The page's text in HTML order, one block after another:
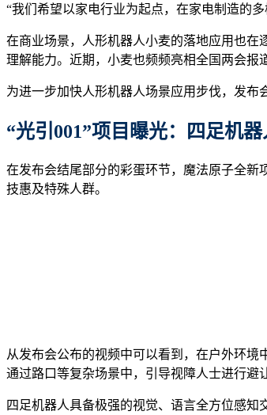
“我们希望以家电行业为起点，在家电制造的
在商业场景，人形机器人小麦的落地应用也
理解能力。近期，小麦也频频亮相全国两会报
为进一步加快人形机器人场景应用步伐，发布
“光引 001”项目曝光：四足机
在发布会结尾部分的彩蛋环节，魔法原子全新
技惠及特殊人群。
从发布会公布的视频中可以看到，在户外环境
通过路口等复杂场景中，引导视障人士进行避
四足机器人具备极强的视觉、语言全方位感